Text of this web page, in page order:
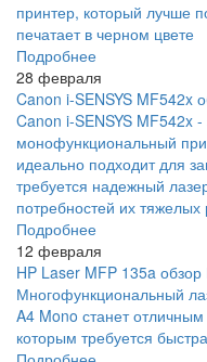
принтер, который лучше
печатает в черном цвете
Подробнее
28 февраля
Canon i-SENSYS MF542x
Canon i-SENSYS MF542x
монофункциональный
идеально подходит для
требуется надежный
потребностей их тяжелых
Подробнее
12 февраля
HP Laser MFP 135a
Многофункциональный
A4 Mono станет
которым требуется